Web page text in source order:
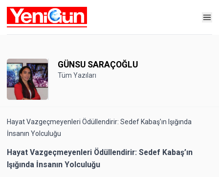
GÜNSU SARAÇOĞLU
Tüm Yazıları
Hayat Vazgeçmeyenleri Ödüllendirir: Sedef Kabaş’ın Işığında
İnsanın Yolculuğu
Hayat Vazgeçmeyenleri Ödüllendirir: Sedef Kabaş’ın
Işığında İnsanın Yolculuğu